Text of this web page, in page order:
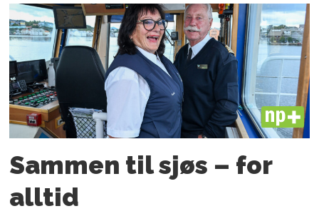
PLUS
Sammen til sjøs – for
alltid